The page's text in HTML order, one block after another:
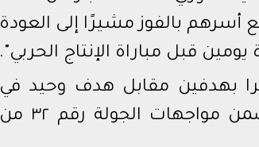
أسرهم بالفوز مشيرًا إلى العودة
قبل مباراة الإنتاج الحربي".
بهدفين مقابل هدف وحيد في
المباراة التي أقيمت على ملعب ستاد السويس ضمن مواجهات الجولة رقم ٣٢ من